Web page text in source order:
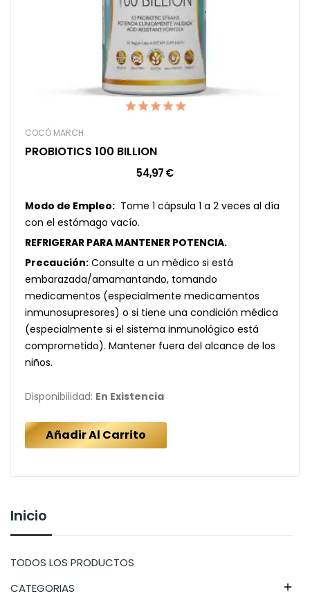
Inicio
TODOS LOS PRODUCTOS
CATEGORIAS

COCÓ MARCH
PROBIOTICS 100 BILLION
54,97 €
Modo de Empleo: Tome 1 cápsula 1 a 2 veces al día
con el estómago vacío.
REFRIGERAR PARA MANTENER POTENCIA.
Precaución: Consulte a un médico si está
embarazada/amamantando, tomando
medicamentos (especialmente medicamentos
inmunosupresores) o si tiene una condición médica
(especialmente si el sistema inmunológico está
comprometido). Mantener fuera del alcance de los
niños.
Disponibilidad: En Existencia
Añadir Al Carrito